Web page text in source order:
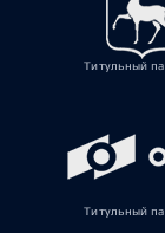
Титульный
Титульный